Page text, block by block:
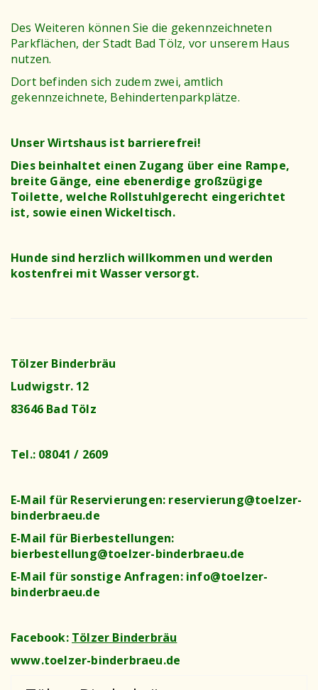
Des Weiteren können Sie die gekennzeichneten
Parkflächen, der Stadt Bad Tölz, vor unserem Haus
nutzen.
Dort befinden sich zudem zwei, amtlich
gekennzeichnete, Behindertenparkplätze.
Unser Wirtshaus ist barrierefrei!
Dies beinhaltet einen Zugang über eine Rampe,
breite Gänge, eine ebenerdige großzügige
Toilette, welche Rollstuhlgerecht eingerichtet
ist, sowie einen Wickeltisch.
Hunde sind herzlich willkommen und werden
kostenfrei mit Wasser versorgt.
Tölzer Binderbräu
Ludwigstr. 12
83646 Bad Tölz
Tel.: 08041 / 2609
E-Mail für Reservierungen: reservierung@toelzer-
binderbraeu.de
E-Mail für Bierbestellungen:
bierbestellung@toelzer-binderbraeu.de
E-Mail für sonstige Anfragen: info@toelzer-
binderbraeu.de
Facebook: Tölzer Binderbräu
www.toelzer-binderbraeu.de